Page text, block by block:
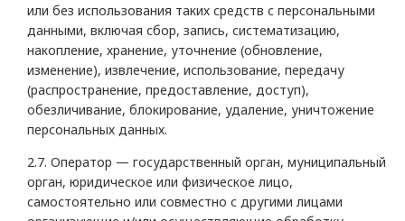
или без использования таких средств с персональными
данными, включая сбор, запись, систематизацию,
накопление, хранение, уточнение (обновление,
изменение), извлечение, использование, передачу
(распространение, предоставление, доступ),
обезличивание, блокирование, удаление, уничтожение
персональных данных.
2.7. Оператор — государственный орган, муниципальный
орган, юридическое или физическое лицо,
самостоятельно или совместно с другими лицами